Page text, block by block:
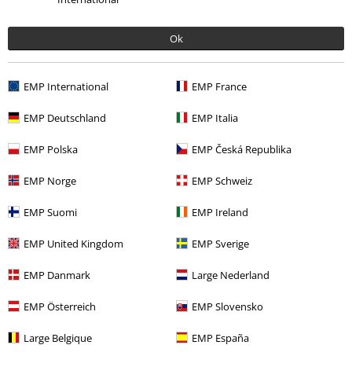
Ok
EMP International EMP France
EMP Deutschland EMP Italia
EMP Polska EMP Česká Republika
EMP Norge EMP Schweiz
EMP Suomi EMP Ireland
EMP United Kingdom EMP Sverige
EMP Danmark Large Nederland
EMP Österreich EMP Slovensko
Large Belgique EMP España
Band Merch
Underholdning
Band Merch
Accessories Patches
Nyhedsbrev
Tilmeld dig nu og få en rabatkode på 15%!Mere